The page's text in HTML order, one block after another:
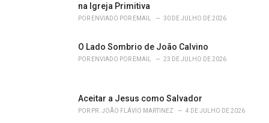
na Igreja Primitiva
POR ENVIADO POR EMAIL 30 DE JULHO DE 2026
O Lado Sombrio de João Calvino
POR ENVIADO POR EMAIL 23 DE JULHO DE 2026
Aceitar a Jesus como Salvador
POR PR. JOÃO FLÁVIO MARTINEZ 4 DE JULHO DE 2026